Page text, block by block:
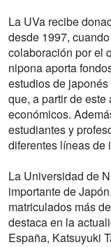
La UVa recibe
desde 1997,
colaboración por el
nipona aporta
estudios de
que, a partir de
económicos.
estudiantes y
diferentes líneas de
La Universidad de
importante de
matriculados más
destaca en la
España, Katsuyuki